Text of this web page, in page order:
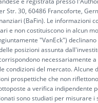
Str. 30, 60486 Francoforte,
(BaFin). Le informazioni
e non costituiscono in alcun
"VanEck")
posizioni assunta
necessariamente a
condizioni del mercato. Alcune
prospettiche che non
a verifica indipendente
sono studiati per misurare